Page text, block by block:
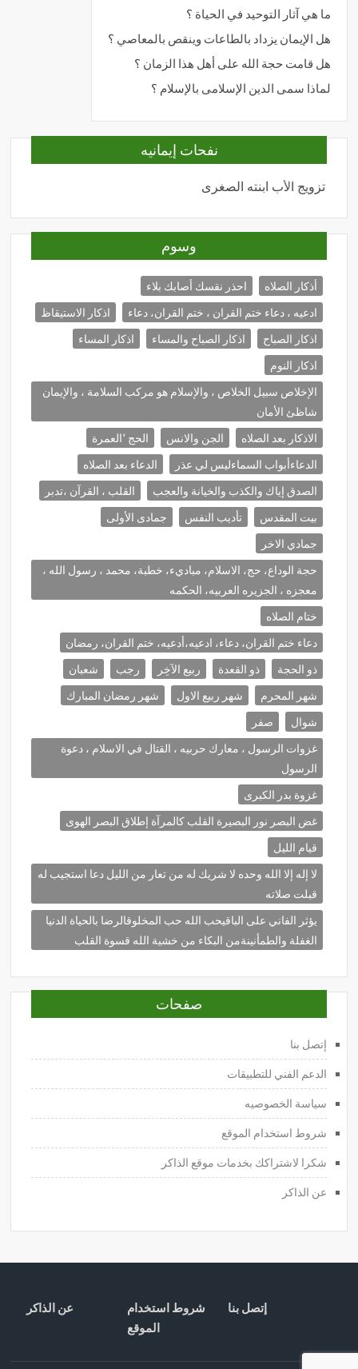
ما هي آثار التوحيد في الحياة ؟
هل الإيمان يزداد بالطاعات وينقص بالمعاصي ؟
هل قامت حجة الله على أهل هذا الزمان ؟
لماذا سمى الدين الإسلامى بالإسلام ؟
نفحات إيمانيه
تزويج الأب ابنته الصغرى
وسوم
أذكار الصلاه
احذر نقسك أصابك بلاء
ادعيه ، دعاء ختم القران ، ختم القران، دعاء
اذكار الاستيقاظ
اذكار الصباح
اذكار الصباح والمساء
اذكار المساء
اذكار النوم
الإخلاص سبيل الخلاص ، والإسلام هو مركب السلامة ، والإيمان
شاظئ الأمان
الاذكار بعد الصلاه
الجن والانس
الحج ٬العمرة
الدعاءأبواب السماءليس لي عذر
الدعاء بعد الصلاه
الصدق إياك والكذب والخيانة والعجب
القلب ، القرآن ،تدبر
بيت المقدس
تأديب النفس
جمادى الأولى
جمادي الاخر
حجة الوداع، حج، الاسلام، مباديء، خطبة، محمد ، رسول الله ،
معجزه ، الجزيره العربيه، الحكمه
ختام الصلاه
دعاء ختم القران، دعاء، ادعيه،أدعيه، ختم القران، رمضان
ذو الحجة
ذو القعدة ربيع الآخِر رجب
شعبان
شهر المحرم
شهر ربيع الاول
شهر رمضان المبارك
شوال
صفر
غزوات الرسول ، معارك حربيه ، القتال في الاسلام ، دعوة
الرسول
غزوة بدر الكبرى
غض البصر نور البصيرة القلب كالمرآة إطلاق البصر الهوى
قيام الليل
لا إله إلا الله وحده لا شريك له من تعار من الليل دعا استجيب له
قبلت صلاته
يؤثر الفاني على الباقيحب الله حب المخلوقالرضا بالحياة الدنيا
الغفلة والطمأنينةمن البكاء من خشية الله قسوة القلب
صفحات
إتصل بنا
الدعم الفني للتطبيقات
سياسة الخصوصيه
شروط استخدام الموقع
شكرا لاشتراكك بخدمات موقع الذاكر
عن الذاكر
إتصل بنا
شروط استخدام
الموقع
عن الذاكر